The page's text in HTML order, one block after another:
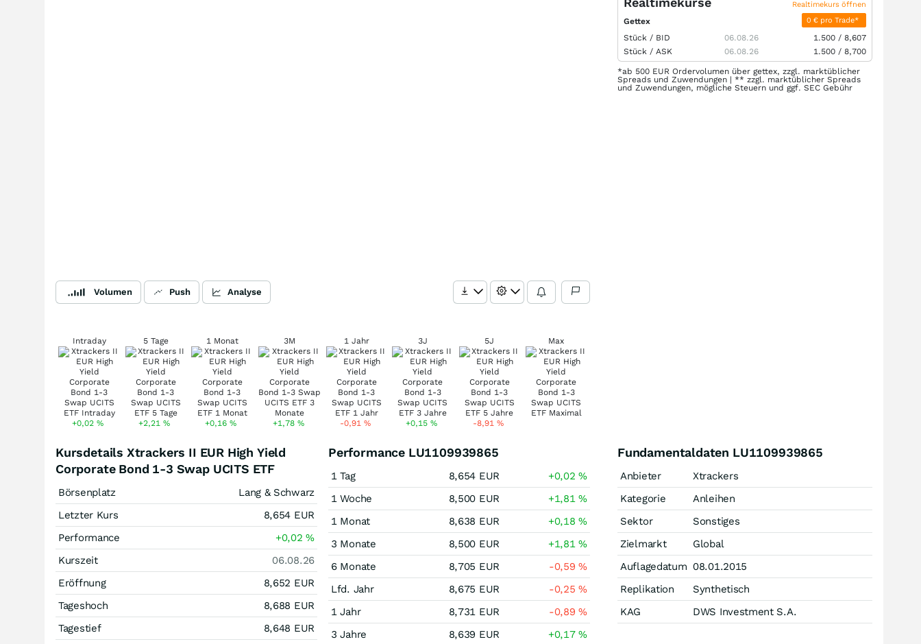
Volumen Push Analyse
Intraday
+0,02%
5 Tage
+2,21%
1 Monat
+0,16%
3M
+1,78 %
1 Jahr
-0,91 %
3J
+0,15 %
5J
-8,91 %
Max
Realtimekurs öffnen
Gettex 0 € pro Trade*
Stück / BID 06.08.26 1.500 / 8,607
Stück / ASK 06.08.26 1.500 / 8,700
*ab 500 EUR Ordervolumen über gettex, zzgl. marktüblicher
Spreads und Zuwendungen | ** zzgl. marktüblicher Spreads
und Zuwendungen, mögliche Steuern und ggf. SEC Gebühr
Kursdetails Xtrackers II EUR High Yield
Corporate Bond 1-3 Swap UCITS ETF
Börsenplatz
Lang & Schwarz
Letzter Kurs
8,654 EUR
Performance
+0,02%
Kurszeit
06.08.26
Eröffnung
8,652 EUR
Tageshoch
8,688 EUR
Tagestief
8,648 EUR
Performance LU1109939865
1 Tag 8,654 EUR +0,02%
1 Woche
8,500 EUR +1,81%
1 Monat
8,638 EUR +0,18%
3 Monate
8,500 EUR +1,81%
6 Monate
8,705 EUR -0,59%
Lfd. Jahr
8,675 EUR -0,25%
1 Jahr
8,731 EUR -0,89%
3 Jahre
8,639 EUR +0,17%
Fundamentaldaten LU1109939865
Anbieter
Xtrackers
Kategorie
Anleihen
Sektor
Sonstiges
Zielmarkt
Global
Auflagedatum 08.01.2015
Replikation
Synthetisch
KAG
DWS Investment S.A.